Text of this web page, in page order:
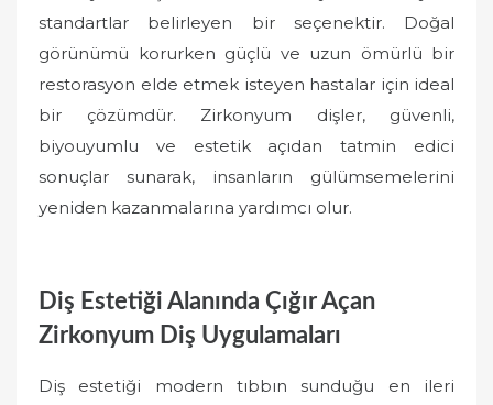
standartlar belirleyen bir seçenektir. Doğal
görünümü korurken güçlü ve uzun ömürlü bir
restorasyon elde etmek isteyen hastalar için ideal
bir çözümdür. Zirkonyum dişler, güvenli,
biyouyumlu ve estetik açıdan tatmin edici
sonuçlar sunarak, insanların gülümsemelerini
yeniden kazanmalarına yardımcı olur.
Diş Estetiği Alanında Çığır Açan
Zirkonyum Diş Uygulamaları
Diş estetiği modern tıbbın sunduğu en ileri